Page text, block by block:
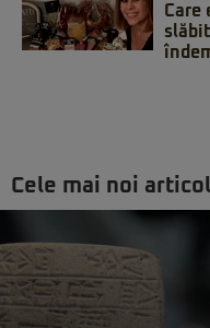
Care
Cele mai noi